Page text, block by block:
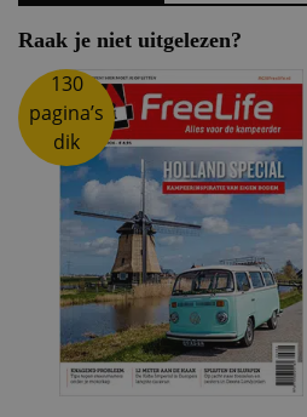
Raak je niet uitgelezen?
130
pagina’s
dik